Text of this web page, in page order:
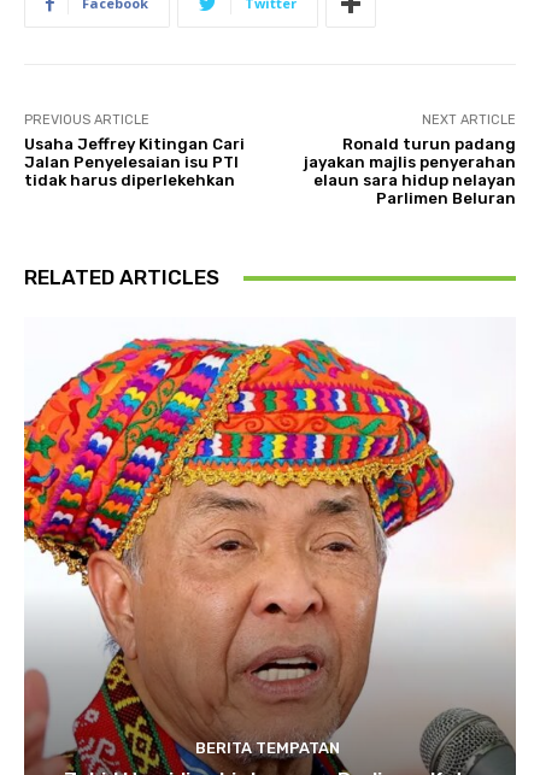
PREVIOUS ARTICLE
Usaha Jeffrey Kitingan Cari
Jalan Penyelesaian isu PTI
tidak harus diperlekehkan
NEXT ARTICLE
Ronald turun padang
jayakan majlis penyerahan
elaun sara hidup nelayan
Parlimen Beluran
RELATED ARTICLES
BERITA TEMPATAN